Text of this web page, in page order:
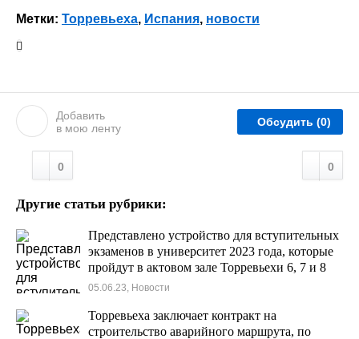
Метки: Торревьеха, Испания, новости
Добавить
в мою ленту
Обсудить (0)
0 0
Другие статьи рубрики:
Представлено устройство для вступительных
экзаменов в университет 2023 года, которые
пройдут в актовом зале Торревьехи 6, 7 и 8
июня.
05.06.23, Новости
Торревьеха заключает контракт на
строительство аварийного маршрута, по